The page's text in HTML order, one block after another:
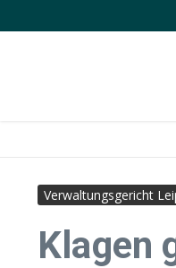
Verwaltungsgericht
Klagen